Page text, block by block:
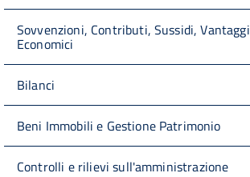
Sovvenzioni, Contributi, Sussidi, Vantaggi
Economici
Bilanci
Beni Immobili e Gestione Patrimonio
Controlli e rilievi sull'amministrazione